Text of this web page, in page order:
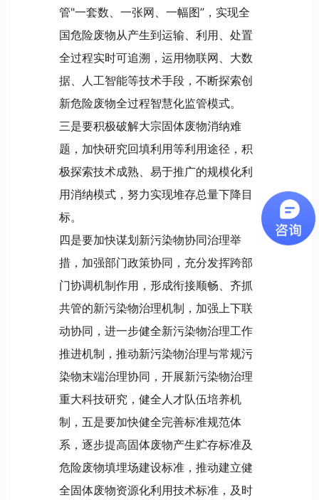
管"一套数、一张网、一幅图”，实现全
国危险废物从产生到运输、利用、处置
全过程实时可追溯，运用物联网、大数
据、人工智能等技术手段，不断探索创
新危险废物全过程智慧化监管模式。
三是要积极破解大宗固体废物消纳难
题，加快研究回填利用等利用途径，积
极探索技术成熟、易于推广的规模化利
用消纳模式，努力实现堆存总量下降目
标。
四是要加快谋划新污染物协同治理举
措，加强部门政策协同，充分发挥跨部
门协调机制作用，形成衔接顺畅、齐抓
共管的新污染物治理机制，加强上下联
动协同，进一步健全新污染物治理工作
推进机制，推动新污染物治理与常规污
染物末端治理协同，开展新污染物治理
重大科技研究，健全人才队伍培养机
制，五是要加快健全完善标准规范体
系，逐步提高固体废物产生贮存标准及
危险废物填埋场建设标准，推动建立健
全固体废物资源化利用技术标准，及时